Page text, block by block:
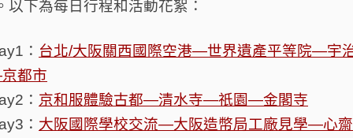
以下為每日行程和活動花絮：
： 台北/大阪關西國際空港—世界遺產平等院—宇
京都市
： 京和服體驗古都—清水寺—祇園—金閣寺
： 大阪國際學校交流—大阪造幣局工廠見學—心